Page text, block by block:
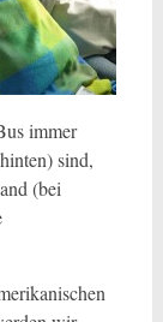
immer
sind,
(bei